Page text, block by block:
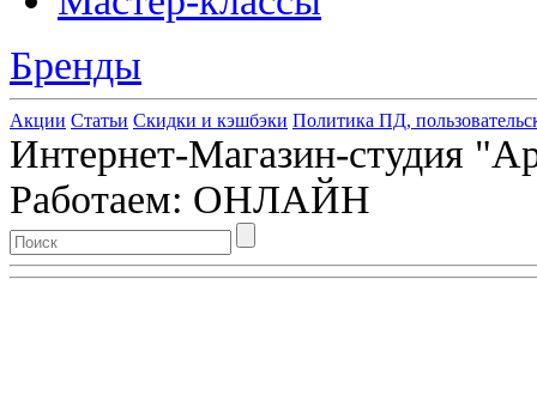
Бренды
Акции Статьи Скидки и кэшбэки Политика ПД,
Интернет-Магазин-студия
Работаем: ОНЛАЙН